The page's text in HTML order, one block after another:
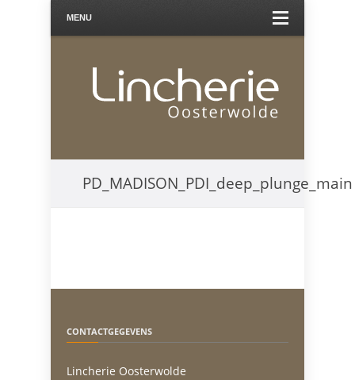
MENU
PD_MADISON_PDI_deep_plunge_main
CONTACTGEGEVENS
Lincherie Oosterwolde